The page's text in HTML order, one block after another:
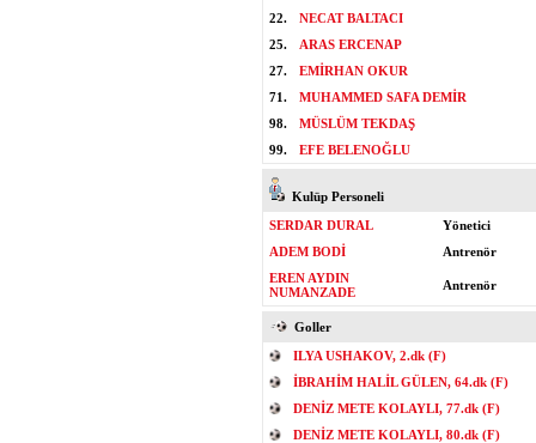
22.
NECAT BALTACI
25.
ARAS ERCENAP
27.
EMİRHAN OKUR
71.
MUHAMMED SAFA DEMİR
98.
MÜSLÜM TEKDAŞ
99.
EFE BELENOĞLU
Kulüp Personeli
SERDAR DURAL
Yönetici
ADEM BODİ
Antrenör
EREN AYDIN
NUMANZADE
Antrenör
Goller
ILYA USHAKOV, 2.dk (F)
İBRAHİM HALİL GÜLEN, 64.dk (F)
DENİZ METE KOLAYLI, 77.dk (F)
DENİZ METE KOLAYLI, 80.dk (F)